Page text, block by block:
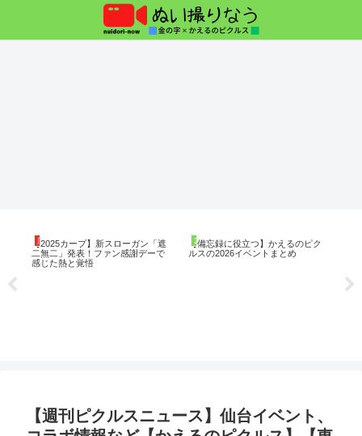
広島東洋カープの記事
【2025カープ】新スローガン「遮
二無二」発表！ファン感謝デーで
感じた熱と覚悟
2026年イベント備忘録
【備忘録に役立つ】かえるのピク
ルスの2026イベントまとめ
【
活】
【週刊ピクルスニュース】仙台イベント、